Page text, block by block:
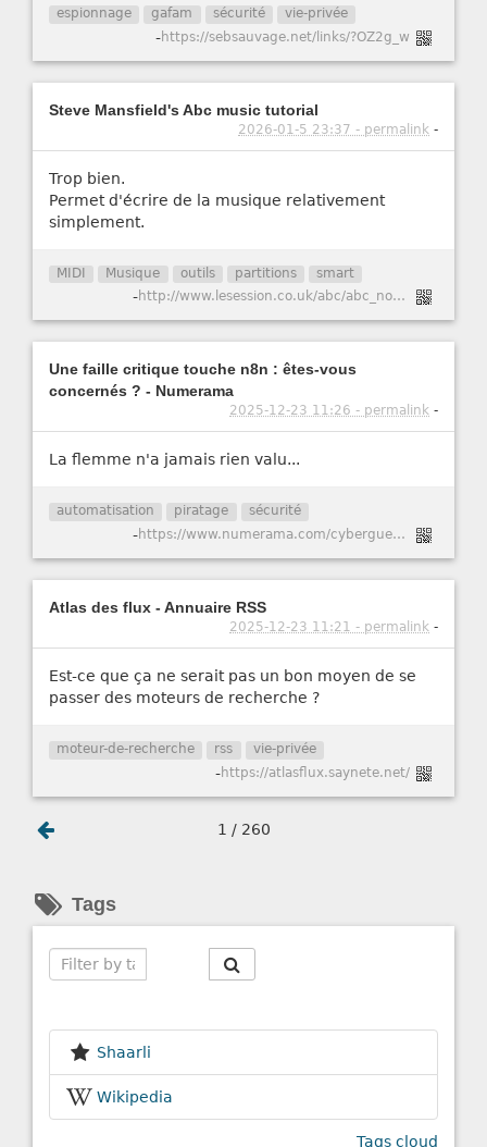
espionnage gafam sécurité vie-privée
-https://sebsauvage.net/links/?OZ2g_w
Steve Mansfield's Abc music tutorial
2026-01-5 23:37 - permalink -
Trop bien.
Permet d'écrire de la musique relativement
simplement.
MIDI Musique outils partitions smart
- http://www.lesession.co.uk/abc/abc_notation.htm
Une faille critique touche n8n : êtes-vous
concernés ? - Numerama
2025-12-23 11:26 - permalink -
La flemme n'a jamais rien valu...
automatisation piratage sécurité
- https://www.numerama.com/cyberguerre/2147741-une-faille-critique-touche-n8n-etes-vous-concernes.html
Atlas des flux - Annuaire RSS
2025-12-23 11:21 - permalink -
Est-ce que ça ne serait pas un bon moyen de se
passer des moteurs de recherche ?
moteur-de-recherche rss vie-privée
-https://atlasflux.saynete.net/
1 / 260
Tags
Shaarli
Wikipedia
Tags cloud